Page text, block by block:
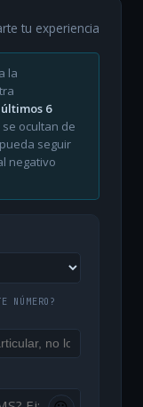
tu experiencia
la
6
ocultan de
seguir
negativo
NÚMERO?